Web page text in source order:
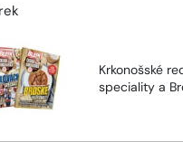
Krkonošské
speciality a